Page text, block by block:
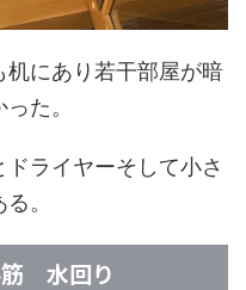
机にあり若干部屋が暗
た。
ライヤーそして小さ
。
筋 水回り